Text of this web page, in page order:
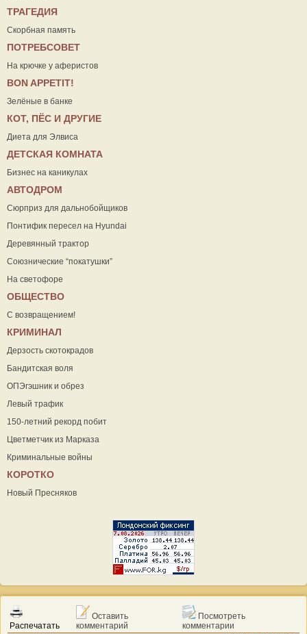
ТРАГЕДИЯ
Скорбная память
ПОТРЕБСОВЕТ
На крючке у аферистов
ВON APPETIT!
Зелёные в банке
КОТ, ПЁС И ДРУГИЕ
Диета для Элвиса
ДЕТСКАЯ КОМНАТА
Бизнес на каникулах
АВТОДРОМ
Сюрприз для дальнобойщиков
Понтифик пересел на Hyundai
Деревянный трактор
Союзнические “покатушки”
На светофоре
ОБЩЕСТВО
С возвращением!
КРИМИНАЛ
Дерзость скотокрадов
Бандитская воля
ОПЭгэшник и обрез
Левый трафик
150-летний рекорд побит
Цветметчик из Марказа
Криминальные войны
КОРОТКО
Новый Пресняков
Распечатать
Оставить
комментарий
Посмотреть
комментарии